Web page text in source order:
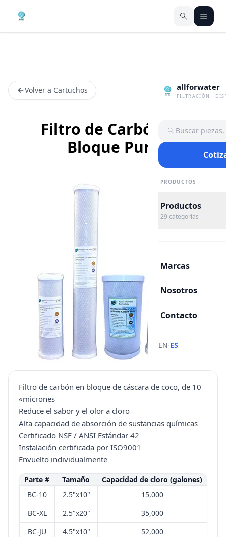
allforwater
FILTRACIÓN ·
Buscar
PRODUCTOS
Productos
29 categorías
Marcas
Nosotros
Contacto
EN·ES
Volver a Cartuchos
Filtro de Carbón en
Bloque Pure
Filtro de carbón en bloque de cáscara de coco, de 10
«micrones
Reduce el sabor y el olor a cloro
Alta capacidad de absorción de sustancias químicas
Certificado NSF / ANSI Estándar 42
Instalación certificada por ISO9001
Envuelto individualmente
Parte # Tamaño
Capacidad de cloro (galones)
BC-10
2.5"x10"
15,000
BC-XL
2.5"x20"
35,000
BC-JU
4.5"x10"
52,000